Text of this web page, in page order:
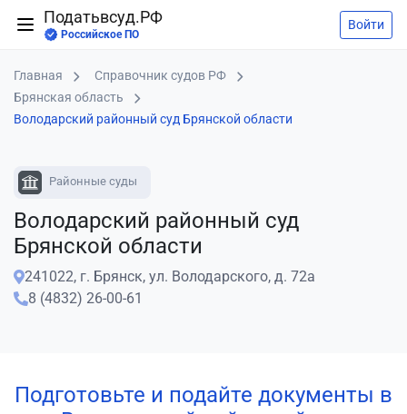
Податьвсуд.РФ
Российское ПО
Войти
Главная
Справочник судов РФ
Брянская область
Володарский районный суд Брянской области
Районные суды
Володарский районный суд
Брянской области
241022, г. Брянск, ул. Володарского, д. 72а
8 (4832) 26-00-61
Подготовьте и подайте документы в